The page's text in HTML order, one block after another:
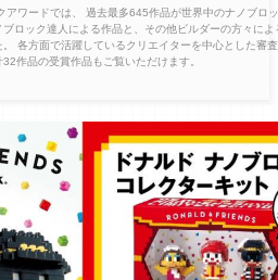
アワードでは、 過去最多645作品が世界中のナノブロ
ロック達人による作品と、その他ビルダーの方々によ
各方面で活躍しているクリエイターを中心とした審
作品の受賞作品もご覧いただけます。